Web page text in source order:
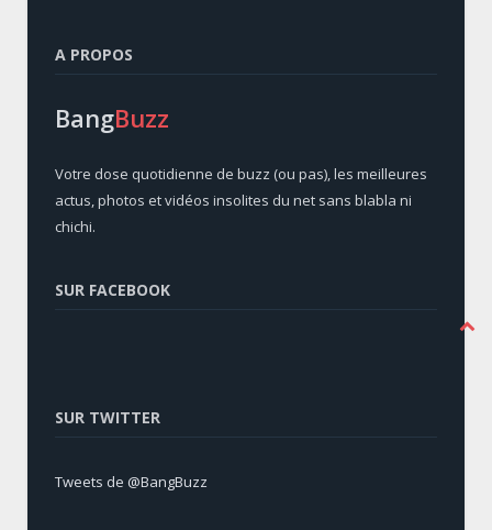
A PROPOS
BangBuzz
Votre dose quotidienne de buzz (ou pas), les meilleures
actus, photos et vidéos insolites du net sans blabla ni
chichi.
SUR FACEBOOK
SUR TWITTER
Tweets de @BangBuzz